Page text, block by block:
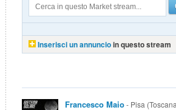
Inserisci un annuncioin questo stream
Francesco Maio- Pisa